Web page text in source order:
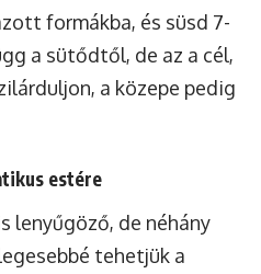
formákba, és süsd 7-
a sütődtől, de az a cél,
a közepe pedig
estére
lenyűgöző, de néhány
tehetjük a